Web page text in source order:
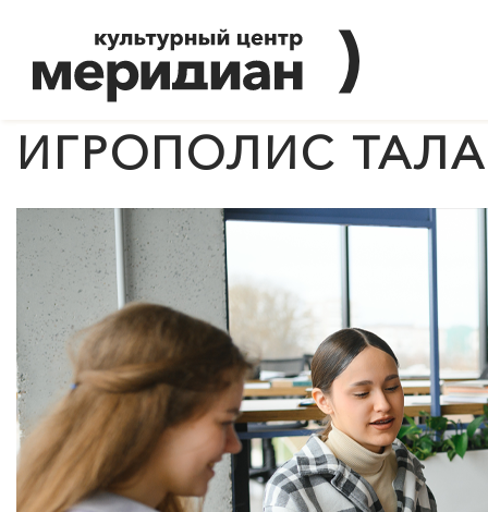
ИГРОПОЛИС